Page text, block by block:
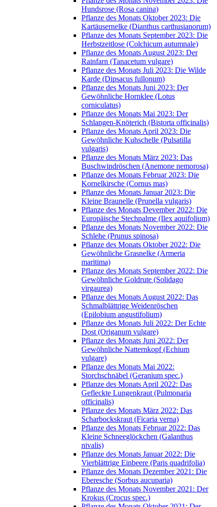
Hundsrose (Rosa canina)
Pflanze des Monats Oktober 2023: Die
Kartäusernelke (Dianthus carthusianorum)
Pflanze des Monats September 2023: Die
Herbstzeitlose (Colchicum autumnale)
Pflanze des Monats August 2023: Der
Rainfarn (Tanacetum vulgare)
Pflanze des Monats Juli 2023: Die Wilde
Karde (Dipsacus fullonum)
Pflanze des Monats Juni 2023: Der
Gewöhnliche Hornklee (Lotus
corniculatus)
Pflanze des Monats Mai 2023: Der
Schlangen-Knöterich (Bistorta officinalis)
Pflanze des Monats April 2023: Die
Gewöhnliche Kuhschelle (Pulsatilla
vulgaris)
Pflanze des Monats März 2023: Das
Buschwindröschen (Anemone nemorosa)
Pflanze des Monats Februar 2023: Die
Kornelkirsche (Cornus mas)
Pflanze des Monats Januar 2023: Die
Kleine Braunelle (Prunella vulgaris)
Pflanze des Monats Devember 2022: Die
Europäische Stechpalme (Ilex aquifolium)
Pflanze des Monats November 2022: Die
Schlehe (Prunus spinosa)
Pflanze des Monats Oktober 2022: Die
Gewöhnliche Grasnelke (Armeria
maritima)
Pflanze des Monats September 2022: Die
Gewöhnliche Goldrute (Solidago
virgaurea)
Pflanze des Monats August 2022: Das
Schmalblättrige Weidenröschen
(Epilobium angustifolium)
Pflanze des Monats Juli 2022: Der Echte
Dost (Origanum vulgare)
Pflanze des Monats Juni 2022: Der
Gewöhnliche Natternkopf (Echium
vulgare)
Pflanze des Monats Mai 2022:
Storchschnäbel (Geranium spec.)
Pflanze des Monats April 2022: Das
Gefleckte Lungenkraut (Pulmonaria
officinalis)
Pflanze des Monats März 2022: Das
Scharbockskraut (Ficaria verna)
Pflanze des Monats Februar 2022: Das
Kleine Schneeglöckchen (Galanthus
nivalis)
Pflanze des Monats Januar 2022: Die
Vierblättrige Einbeere (Paris quadrifolia)
Pflanze des Monats Dezember 2021: Die
Eberesche (Sorbus aucuparia)
Pflanze des Monats November 2021: Der
Krokus (Crocus spec.)